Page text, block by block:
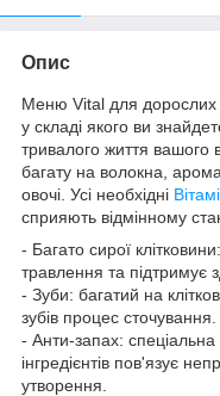
Опис
Меню Vital для дорослих
у складі якого ви
тривалого життя вашого
багату на волокна,
овочі. Усі необхідні
сприяють відмінному
- Багато сирої
травлення та підтримує
- Зуби: багатий на
зубів процес сточування.
- Анти-запах:
інгредієнтів пов'язує
утворення.